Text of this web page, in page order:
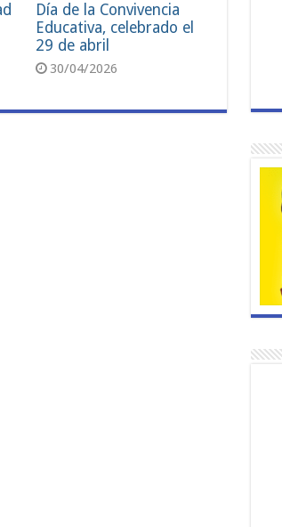
Día de la Convivencia
Educativa, celebrado el
29 de abril
30/04/2026